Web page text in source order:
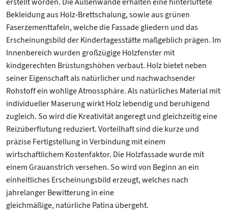
Bekleidung aus Holz-Brettschalung, sowie aus grünen
Faserzementtafeln, welche die Fassade gliedern und das
Erscheinungsbild der Kindertagesstätte maßgeblich prägen. Im
Innenbereich wurden großzügige Holzfenster mit
kindgerechten Brüstungshöhen verbaut. Holz bietet neben
seiner Eigenschaft als natürlicher und nachwachsender
Rohstoff ein wohlige Atmossphäre. Als natürliches Material mit
individueller Maserung wirkt Holz lebendig und beruhigend
zugleich. So wird die Kreativität angeregt und gleichzeitig eine
Reizüberflutung reduziert. Vorteilhaft sind die kurze und
präzise Fertigstellung in Verbindung mit einem
wirtschaftlichem Kostenfaktor. Die Holzfassade wurde mit
einem Grauanstrich versehen. So wird von Beginn an ein
einheitliches Erscheinungsbild erzeugt, welches nach
jahrelanger Bewitterung in eine
gleichmäßige, natürliche Patina übergeht.